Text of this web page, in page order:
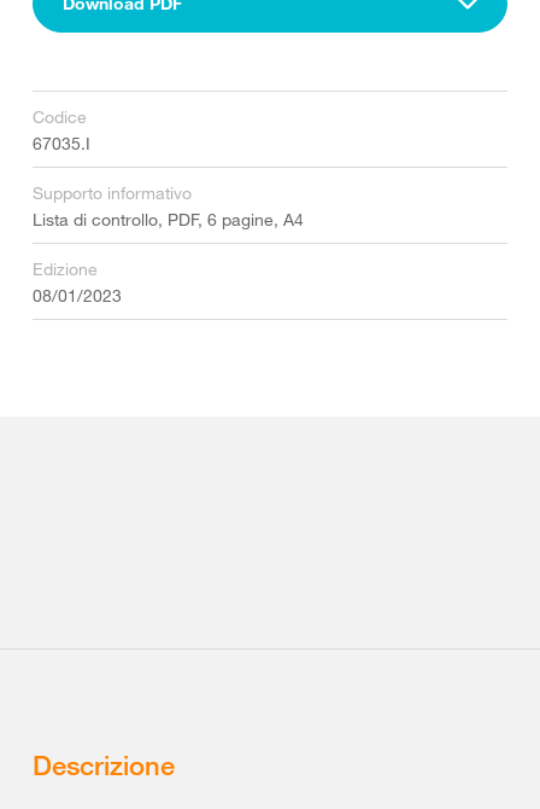
Codice
67035.I
Supporto informativo
Lista di controllo, PDF, 6 pagine, A4
Edizione
08/01/2023
Descrizione